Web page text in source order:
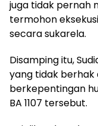
juga tidak pernah
termohon
secara sukarela.
Disamping itu,
yang tidak berhak
berkepentingan
BA 1107 tersebut.